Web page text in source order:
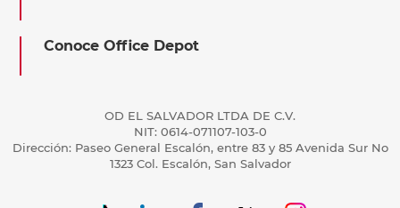
Conoce Office Depot
OD EL SALVADOR LTDA DE C.V.
NIT: 0614-071107-103-0
Dirección: Paseo General Escalón, entre 83 y 85 Avenida Sur No
1323 Col. Escalón, San Salvador